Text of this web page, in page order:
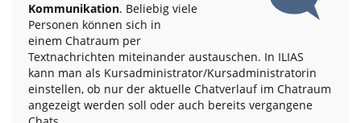
Kommunikation. Beliebig viele
Personen können sich in
einem Chatraum per
Textnachrichten miteinander austauschen. In ILIAS
kann man als Kursadministrator/Kursadministratorin
einstellen, ob nur der aktuelle Chatverlauf im Chatraum
angezeigt werden soll oder auch bereits vergangene